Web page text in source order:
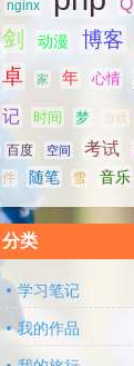
nginx
剑
动漫 博客
卓
家 年 心情
记 时间 梦 游戏
百度 空间 考试
件 随笔 雪 音乐
分类
学习笔记
我的作品